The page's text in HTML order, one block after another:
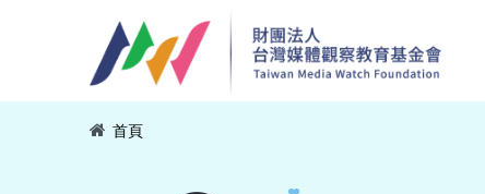
您在這裡
首頁